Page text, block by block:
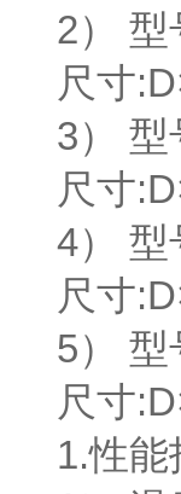
2）
尺寸
3）
尺寸
4）
尺寸
5）
尺寸
1.性